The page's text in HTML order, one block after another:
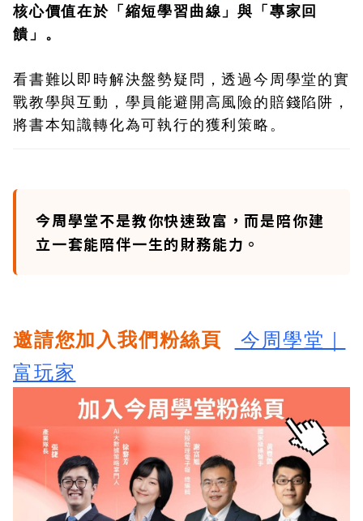
核心價值在於「縮短學習曲線」與「專家回
饋」。
看書難以即時解決盤勢疑問，透過今周學堂的實
戰教學與互動，學員能避開高風險的賠錢陷阱，
將書本知識轉化為可執行的獲利策略。
今周學堂不是教你快速致富，而是陪你建
立一套能陪伴一生的財務能力。
邀請您加入我們粉絲頁
今周學堂｜
富玩家